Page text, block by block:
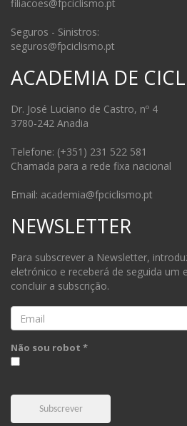
filiacoes@fpciclismo.pt
Seguros - Sinistros:
seguros@fpciclismo.pt
ACADEMIA DE
Dr. José Luciano de Castro, nº 4
3780-242 Anadia
Telefone: (+351) 231 522 581
Chamada para a rede fixa nacional
Email: academia@fpciclismo.pt
NEWSLETTER
Para subscrever a Newsletter,
eletrónico e receberá de seguida um
concluir a subscrição.
Email
Não sou robot *
Subscrever